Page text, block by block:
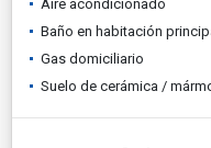
Aire acondicionado
Baño en habitación
Gas domiciliario
Suelo de cerámica /